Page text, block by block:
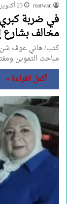
marwan 23 أكتوبر، 2023
في ضربة
مخالف
كتب/ هاني عوف شن
مباحث التموين
أكمل القراءة »